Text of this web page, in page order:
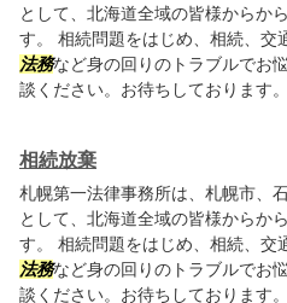
として、北海道全域の皆様からか
す。 相続問題をはじめ、相続、交
法務など身の回りのトラブルでお
談ください。お待ちしております。
相続放棄
札幌第一法律事務所は、札幌市、
として、北海道全域の皆様からか
す。 相続問題をはじめ、相続、交
法務など身の回りのトラブルでお
談ください。お待ちしております。